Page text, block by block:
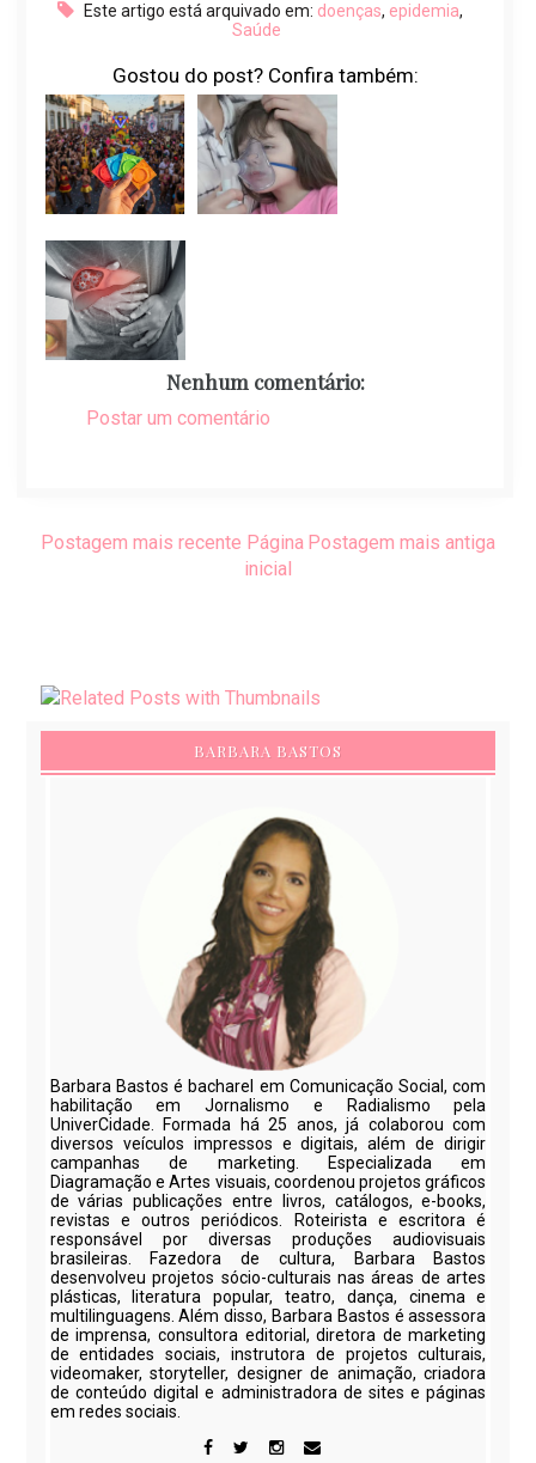
Este artigo está arquivado em: doenças, epidemia,
Saúde
Gostou do post? Confira também:
Nenhum comentário:
Postar um comentário
Postagem mais recente Postagem mais antiga
Página
inicial
BARBARA BASTOS
Barbara Bastos é bacharel em Comunicação Social, com
habilitação em Jornalismo e Radialismo pela
UniverCidade. Formada há 25 anos, já colaborou com
diversos veículos impressos e digitais, além de dirigir
campanhas de marketing. Especializada em
Diagramação e Artes visuais, coordenou projetos gráficos
de várias publicações entre livros, catálogos, e-books,
revistas e outros periódicos. Roteirista e escritora é
responsável por diversas produções audiovisuais
brasileiras. Fazedora de cultura, Barbara Bastos
desenvolveu projetos sócio-culturais nas áreas de artes
plásticas, literatura popular, teatro, dança, cinema e
multilinguagens. Além disso, Barbara Bastos é assessora
de imprensa, consultora editorial, diretora de marketing
de entidades sociais, instrutora de projetos culturais,
videomaker, storyteller, designer de animação, criadora
de conteúdo digital e administradora de sites e páginas
em redes sociais.